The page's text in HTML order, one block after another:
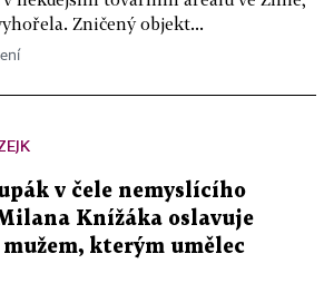
Zničený objekt...
v čele nemyslícího
Knížáka oslavuje
kterým umělec